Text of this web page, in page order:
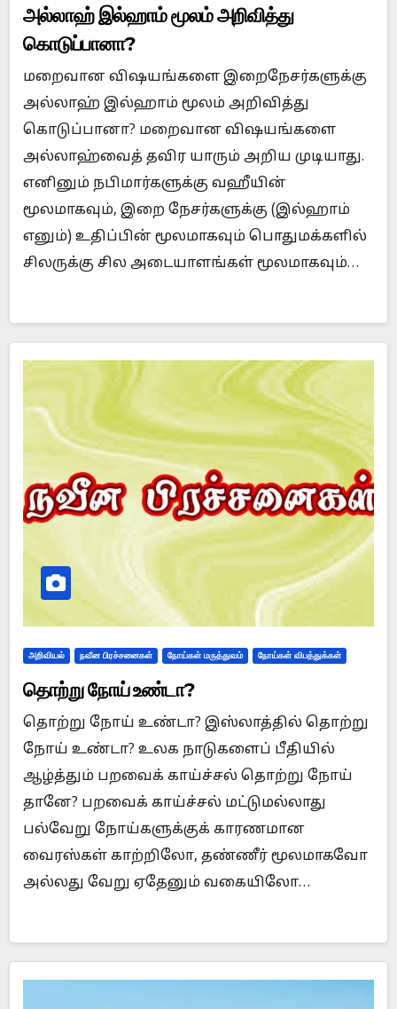
அல்லாஹ் இல்ஹாம் மூலம் அறிவித்து
கொடுப்பானா?
மறைவான விஷயங்களை இறைநேசர்களுக்கு
அல்லாஹ் இல்ஹாம் மூலம் அறிவித்து
கொடுப்பானா? மறைவான விஷயங்களை
அல்லாஹ்வைத் தவிர யாரும் அறிய முடியாது.
எனினும் நபிமார்களுக்கு வஹீயின்
மூலமாகவும், இறை நேசர்களுக்கு (இல்ஹாம்
எனும்) உதிப்பின் மூலமாகவும் பொதுமக்களில்
சிலருக்கு சில அடையாளங்கள் மூலமாகவும்…
அறிவியல் நவீன பிரச்சனைகள் நோய்கள் மருத்துவம் நோய்கள் விபத்துக்கள்
தொற்று நோய் உண்டா?
தொற்று நோய் உண்டா? இஸ்லாத்தில் தொற்று
நோய் உண்டா? உலக நாடுகளைப் பீதியில்
ஆழ்த்தும் பறவைக் காய்ச்சல் தொற்று நோய்
தானே? பறவைக் காய்ச்சல் மட்டுமல்லாது
பல்வேறு நோய்களுக்குக் காரணமான
வைரஸ்கள் காற்றிலோ, தண்ணீர் மூலமாகவோ
அல்லது வேறு ஏதேனும் வகையிலோ…